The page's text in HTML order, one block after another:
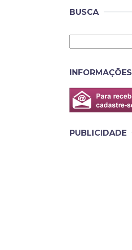
BUSCA
INFORMAÇÕES
PUBLICIDADE